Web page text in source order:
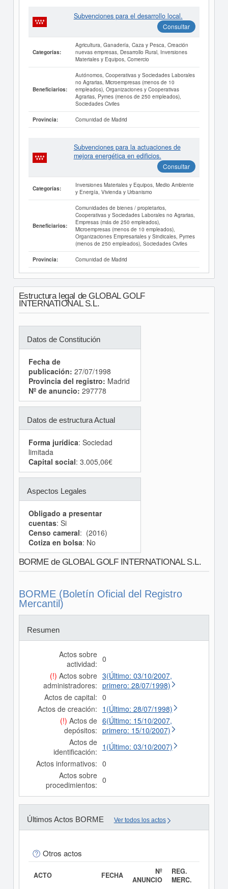
Subvenciones para el desarrollo local.
Consultar
Categorías:
Agricultura, Ganadería, Caza y Pesca, Creación
nuevas empresas, Desarrollo Rural, Inversiones
Materiales y Equipos, Comercio
Beneficiarios:
Autónomos, Cooperativas y Sociedades Laborales
no Agrarias, Microempresas (menos de 10
empleados), Organizaciones y Cooperativas
Agrarias, Pymes (menos de 250 empleados),
Sociedades Civiles
Provincia: Comunidad de Madrid
Subvenciones para la actuaciones de
mejora energética en edificios.
Consultar
Categorías:
Inversiones Materiales y Equipos, Medio Ambiente
y Energía, Vivienda y Urbanismo
Beneficiarios:
Comunidades de bienes / propietarios,
Cooperativas y Sociedades Laborales no Agrarias,
Empresas (más de 250 empleados),
Microempresas (menos de 10 empleados),
Organizaciones Empresariales y Sindicales, Pymes
(menos de 250 empleados), Sociedades Civiles
Provincia: Comunidad de Madrid
Estructura legal de GLOBAL GOLF
INTERNATIONAL S.L.
Datos de Constitución
Fecha de
publicación: 27/07/1998
Provincia del registro: Madrid
Nº de anuncio: 297778
Datos de estructura Actual
Forma jurídica: Sociedad
limitada
Capital social: 3.005,06€
Aspectos Legales
Obligado a presentar
cuentas: Si
Censo cameral: (2016)
Cotiza en bolsa: No
BORME de GLOBAL GOLF INTERNATIONAL S.L.
BORME (Boletín Oficial del Registro
Mercantil)
Resumen
Actos sobre
actividad: 0
(!) Actos sobre
administradores:
3(Último: 03/10/2007,
primero: 28/07/1998)
Actos de capital: 0
Actos de creación: 1(Último: 28/07/1998)
(!) Actos de
depósitos:
6(Último: 15/10/2007,
primero: 15/10/2007)
Actos de
identificación: 1(Último: 03/10/2007)
Actos informativos: 0
Actos sobre
procedimientos: 0
Últimos Actos BORME Ver todos los actos
Otros actos
ACTO FECHA
Nº
ANUNCIO
REG.
MERC.